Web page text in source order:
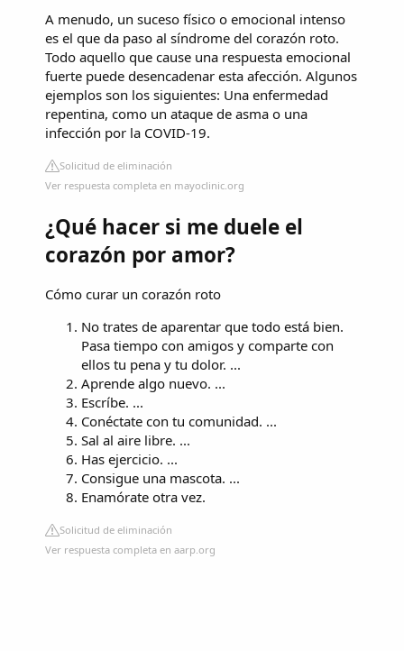
A menudo, un suceso físico o emocional intenso
es el que da paso al síndrome del corazón roto.
Todo aquello que cause una respuesta emocional
fuerte puede desencadenar esta afección. Algunos
ejemplos son los siguientes: Una enfermedad
repentina, como un ataque de asma o una
infección por la COVID-19.
Solicitud de eliminación
Ver respuesta completa en mayoclinic.org
¿Qué hacer si me duele el
corazón por amor?
Cómo curar un corazón roto
No trates de aparentar que todo está bien.
Pasa tiempo con amigos y comparte con
ellos tu pena y tu dolor. ...
Aprende algo nuevo. ...
Escríbe. ...
Conéctate con tu comunidad. ...
Sal al aire libre. ...
Has ejercicio. ...
Consigue una mascota. ...
Enamórate otra vez.
Solicitud de eliminación
Ver respuesta completa en aarp.org